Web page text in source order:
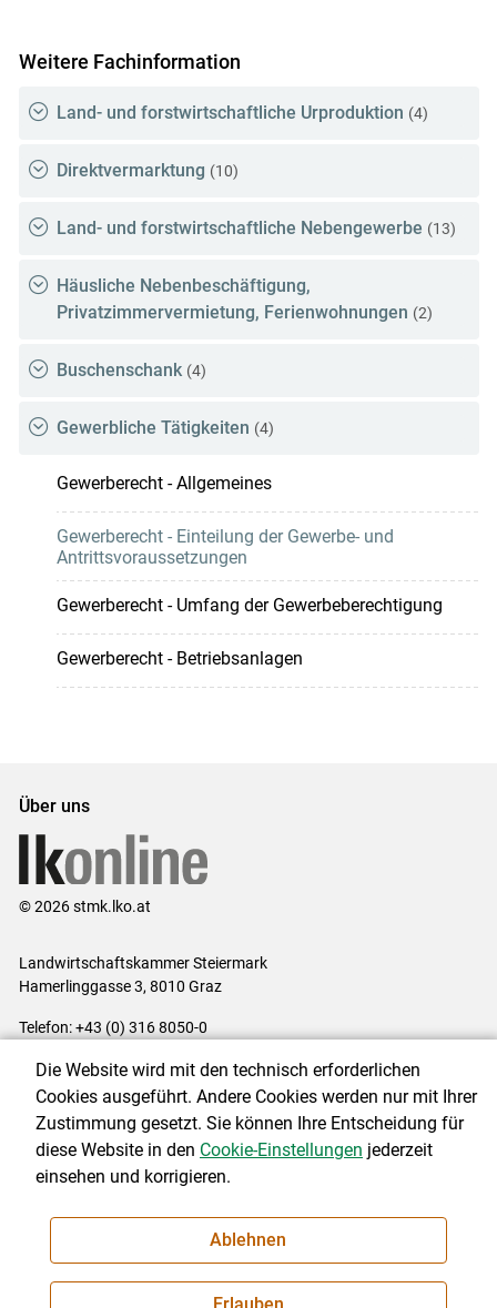
Weitere Fachinformation
Land- und forstwirtschaftliche Urproduktion (4)
Direktvermarktung (10)
Land- und forstwirtschaftliche Nebengewerbe (13)
Häusliche Nebenbeschäftigung,
Privatzimmervermietung, Ferienwohnungen (2)
Buschenschank (4)
Gewerbliche Tätigkeiten (4)
Gewerberecht - Allgemeines
Gewerberecht - Einteilung der Gewerbe- und
Antrittsvoraussetzungen
Gewerberecht - Umfang der Gewerbeberechtigung
Gewerberecht - Betriebsanlagen
Über uns
© 2026 stmk.lko.at
Landwirtschaftskammer Steiermark
Hamerlinggasse 3, 8010 Graz
Telefon: +43 (0) 316 8050-0
Impressum|Kontakt|Datenschutzerklärung|Barrierefreiheit|
Cookie-Einstellungen
NEWSLETTER
Die Website wird mit den technisch erforderlichen
Cookies ausgeführt. Andere Cookies werden nur mit Ihrer
Zustimmung gesetzt. Sie können Ihre Entscheidung für
diese Website in den Cookie-Einstellungen jederzeit
einsehen und korrigieren.
Ablehnen